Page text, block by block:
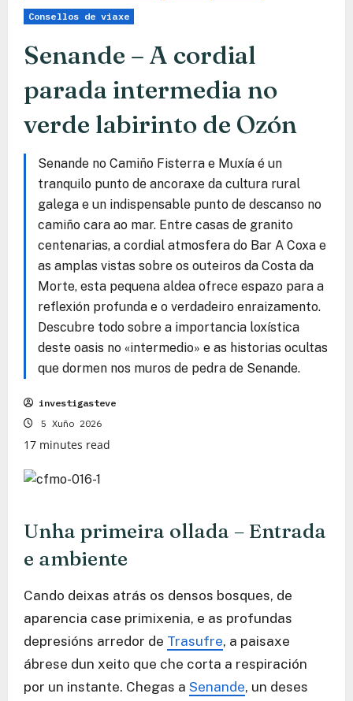
Consellos de viaxe
Senande – A cordial
parada intermedia no
verde labirinto de Ozón
Senande no Camiño Fisterra e Muxía é un
tranquilo punto de ancoraxe da cultura rural
galega e un indispensable punto de descanso no
camiño cara ao mar. Entre casas de granito
centenarias, a cordial atmosfera do Bar A Coxa e
as amplas vistas sobre os outeiros da Costa da
Morte, esta pequena aldea ofrece espazo para a
reflexión profunda e o verdadeiro enraizamento.
Descubre todo sobre a importancia loxística
deste oasis no «intermedio» e as historias ocultas
que dormen nos muros de pedra de Senande.
investigasteve
5 Xuño 2026
17 minutes read
Unha primeira ollada – Entrada
e ambiente
Cando deixas atrás os densos bosques, de
aparencia case primixenia, e as profundas
depresións arredor de Trasufre, a paisaxe
ábrese dun xeito que che corta a respiración
por un instante. Chegas a Senande, un deses